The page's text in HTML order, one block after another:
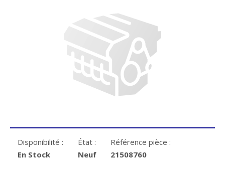
Disponibilité :
En Stock
État :
Neuf
Référence pièce :
21508760